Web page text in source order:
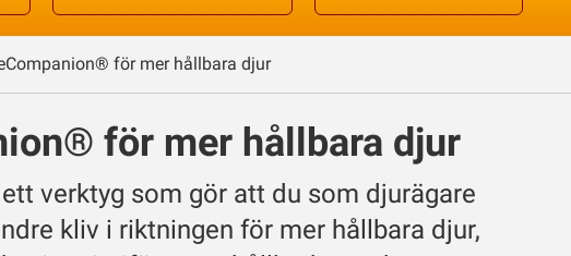
för mer hållbara djur
för mer hållbara djur
verktyg som gör att du som djurägare
kliv i riktningen för mer hållbara djur,